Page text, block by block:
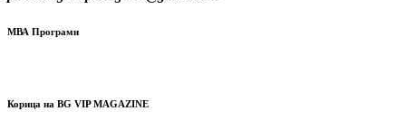
МВА Програми
Корица на BG VIP MAGAZINE